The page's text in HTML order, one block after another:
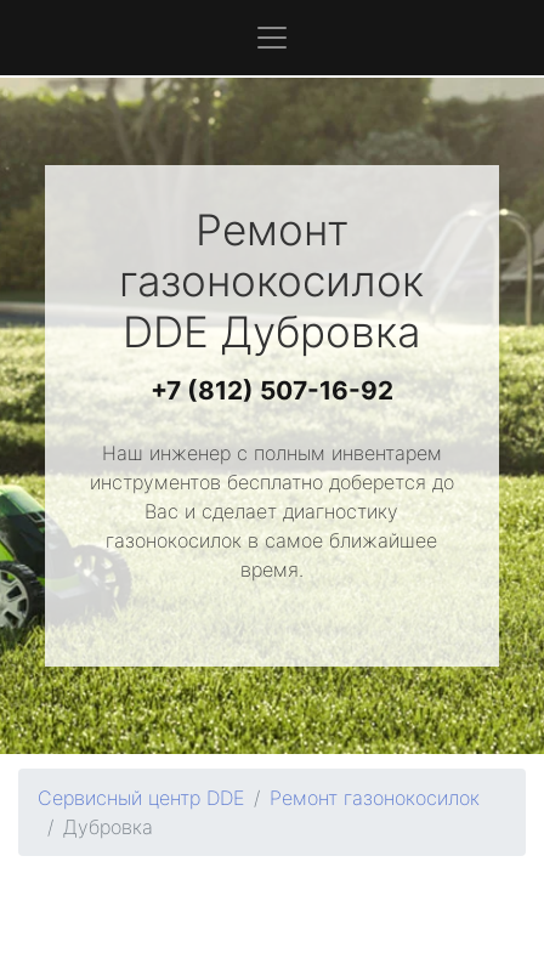
Ремонт
газонокосилок
DDEДубровка
+7 (812) 507-16-92
Наш инженер с полным инвентарем
инструментов бесплатно доберется до
Вас и сделает диагностику
газонокосилок в самое ближайшее
время.
Сервисный центр DDE
Ремонт газонокосилок
Дубровка